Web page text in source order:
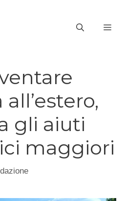
gli aiuti
maggiori